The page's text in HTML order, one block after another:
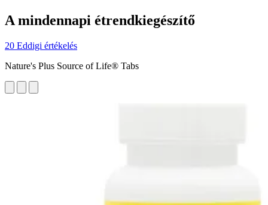
A mindennapi étrendkiegészítő
20 Eddigi értékelés
Nature's Plus Source of Life® Tabs